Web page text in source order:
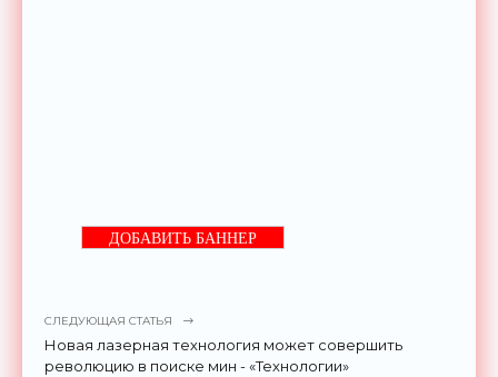
ДОБАВИТЬ БАННЕР
СЛЕДУЮЩАЯ СТАТЬЯ
Новая лазерная технология может совершить
революцию в поиске мин - «Технологии»